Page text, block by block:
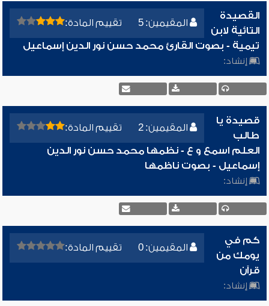
المقيمين: 5 تقييم المادة:
القصيدة
التائية لابن
تيمية - بصوت القارئ محمد حسن نور الدين إسماعيل
إنشاد:
المقيمين: 2 تقييم المادة:
قصيدة يا
طالب
العلم اسمع و ع - نظمها محمد حسن نور الدين
إسماعيل - بصوت ناظمها
إنشاد:
المقيمين: 0 تقييم المادة:
كم في
يومك من
قرآن
إنشاد: